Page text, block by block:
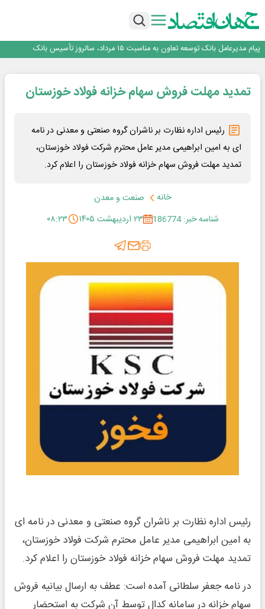
مشتریان
بانک مهر ایران بیش از ۷۰ میلیارد تومان به برنامه‌های مسئولیت اجتماعی اختصاص
پیام مدیرعامل بانک توسعه تعاون به مناسبت ۱۵ مرداد، سالروز تأسیس بانک
اجرای برنامه تحول بانک با تمرکز بر منابع پایدار، درآمدهای کارمزدی و بازسازی اعتماد
مشتریان
بانک مهر ایران بیش از ۷۰ میلیارد تومان به برنامه‌های مسئولیت اجتماعی اختصاص
تمدید مهلت فروش سهام خزانه فولاد خوزستان
رئیس اداره نظارت بر ناشران گروه صنعتی و معدنی در نامه
ای به امین ابراهیمی مدیر عامل محترم شرکت فولاد خوزستان،
تمدید مهلت فروش سهام خزانه فولاد خوزستان را اعلام کرد.
خانه
صنعت و معدن
شناسه خبر: 186774
۲۳ اردیبهشت ۱۴۰۵ ۰۸:۲۳
رئیس اداره نظارت بر ناشران گروه صنعتی و معدنی در نامه ای
به امین ابراهیمی مدیر عامل محترم شرکت فولاد خوزستان،
تمدید مهلت فروش سهام خزانه فولاد خوزستان را اعلام کرد.
در نامه جعفر سلطانی آمده است: عطف به ارسال بیانیه فروش
سهام خزانه در سامانه کدال توسط آن شرکت به استحضار